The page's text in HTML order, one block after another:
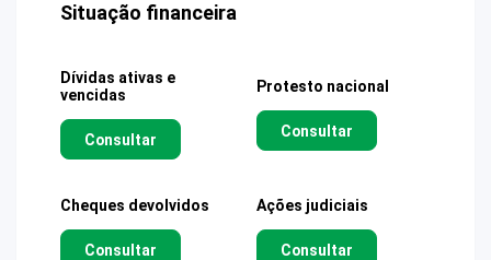
Situação financeira
Dívidas ativas e
vencidas
Consultar
Protesto nacional
Consultar
Cheques devolvidos
Consultar
Ações judiciais
Consultar